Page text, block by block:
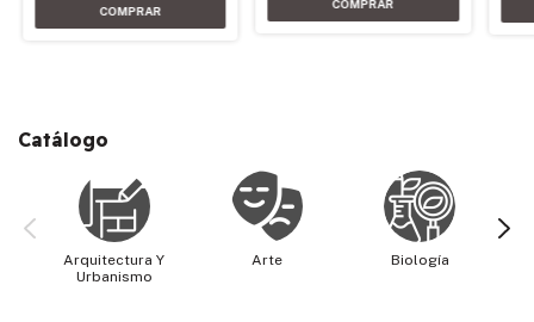
Catálogo
Arquitectura Y
Urbanismo
Arte Biología